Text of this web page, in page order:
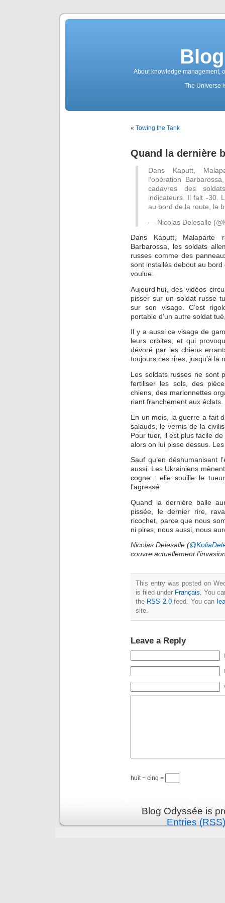
About knowledge management,
The Universe
« Towing the Tank
Quand la dernière
Dans Kaputt,
l’opération
cadavres des
indicateurs. Il fait -30.
au bord de la route, le
— Nicolas Delesalle
Dans Kaputt, Malaparte
Barbarossa, les soldats
russes comme des
sont installés debout au
voulue.
Aujourd’hui, des vidéos
pisser sur un soldat russe
sur son visage. C’est
portable d’un autre soldat
Il y a aussi ce visage de
leurs orbites, et qui
dévoré par les chiens
toujours ces rires, jusqu’à la
Les soldats russes ne sont
fertiliser les sols, des
chiens, des marionnettes
riant franchement aux éclats.
En un mois, la guerre a fait
salauds, le vernis de la
Pour tuer, il est plus facile
alors on lui pisse dessus.
Sauf qu’en déshumanisant
aussi. Les Ukrainiens
cogne : elle souille le
l’agressé.
Quand la dernière balle
pissée, le dernier rire,
ricochet, parce que nous
ni pires, nous aussi, nous
Nicolas Delesalle (
couvre actuellement
This entry was posted on
is filed under Français. You
the RSS 2.0feed. You can
site.
Leave a Reply
huit − cinq =
Blog Odyssée is
Entries (RSS)